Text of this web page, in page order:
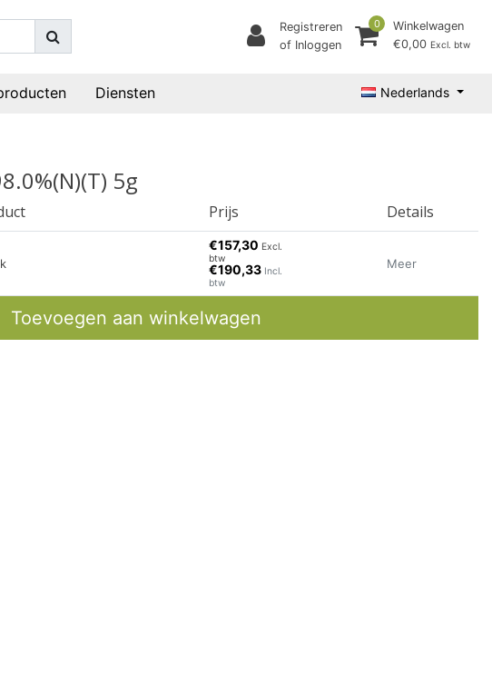
Registreren
of Inloggen
0
Winkelwagen
€0,00 Excl. btw
Diensten Nederlands
5g
Prijs Details
€157,30 Excl.
btw
€190,33 Incl.
btw
Meer
Toevoegen aan winkelwagen